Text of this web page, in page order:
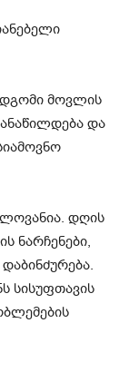
მოვლის
და
დღის
ნარჩენები,
სისუფთავის